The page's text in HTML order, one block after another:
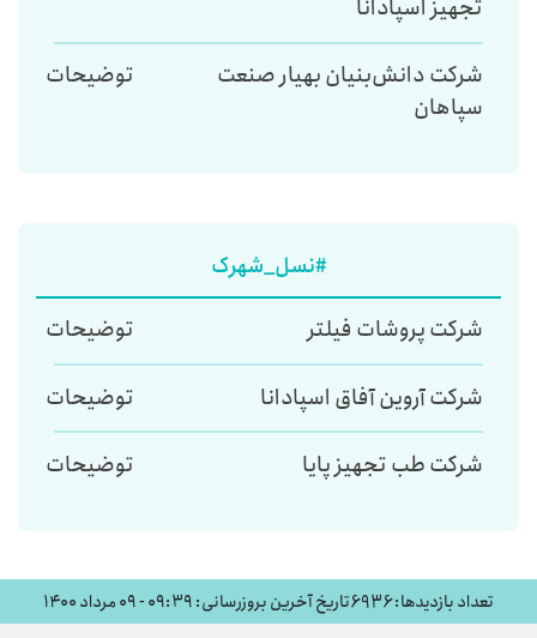
تجهیز اسپادانا
شرکت دانش‌بنیان بهیار صنعت
سپاهان
توضیحات
#نسل_شهرک
شرکت پروشات فیلتر توضیحات
شرکت آروین آفاق اسپادانا توضیحات
شرکت طب تجهیز پایا توضیحات
تعداد بازدیدها: 6936 تاریخ آخرین بروزرسانی: ۰۹:۳۹ - ۰۹ مرداد ۱۴۰۰